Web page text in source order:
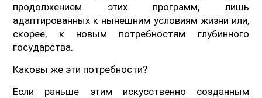
продолжением этих программ, лишь
адаптированных к нынешним условиям жизни или,
скорее, к новым потребностям глубинного
государства.
Каковы же эти потребности?
Если раньше этим искусственно созданным